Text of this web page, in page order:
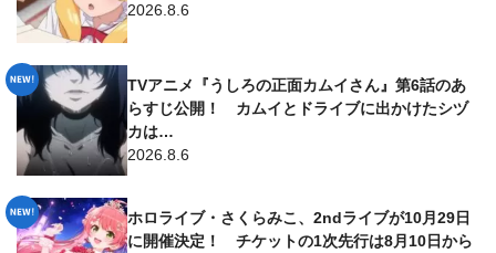
2026.8.6
TVアニメ『うしろの正面カムイさん』第6話のあ
らすじ公開！ カムイとドライブに出かけたシヅ
カは…
2026.8.6
ホロライブ・さくらみこ、2ndライブが10月29日
に開催決定！ チケットの1次先行は8月10日から